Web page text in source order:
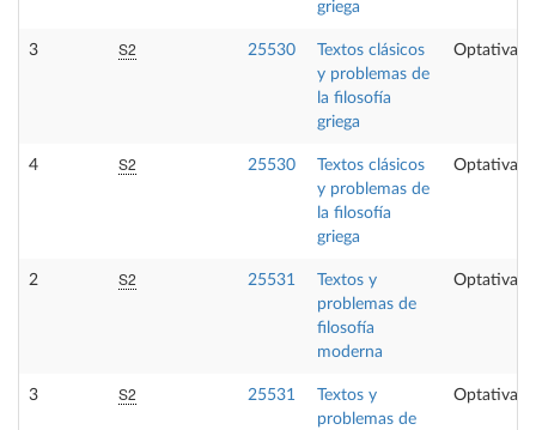
griega
3 S2 25530
Textos clásicos
y problemas de
la filosofía
griega
Optativa
4 S2 25530
Textos clásicos
y problemas de
la filosofía
griega
Optativa
2 S2 25531
Textos y
problemas de
filosofía
moderna
Optativa
3 S2 25531
Textos y
problemas de
Optativa